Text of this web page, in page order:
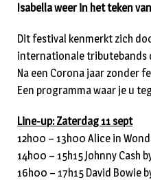
Isabella weer in het teken
Dit festival kenmerkt zich
internationale tributebands
Na een Corona jaar zonder
Een programma waar je u
Line-up: Zaterdag 11 sept
12h00 – 13h00 Alice in
14h00 – 15h15 Johnny Cash
16h00 – 17h15 David Bowie